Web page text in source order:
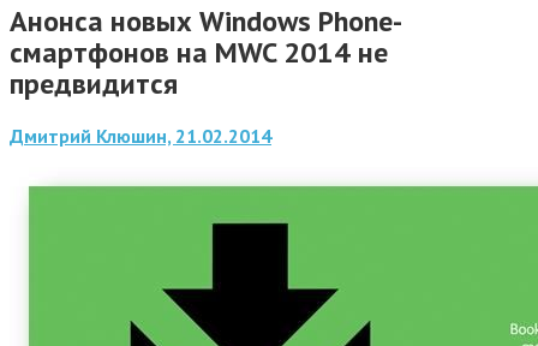
Анонса новых Windows Phone-
смартфонов на MWC 2014 не
предвидится
Дмитрий Клюшин, 21.02.2014